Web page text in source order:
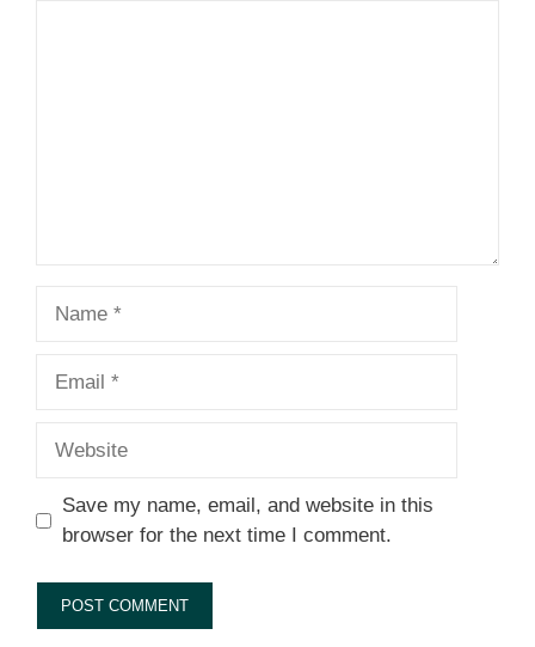
Save my name, email, and website in this
browser for the next time I comment.